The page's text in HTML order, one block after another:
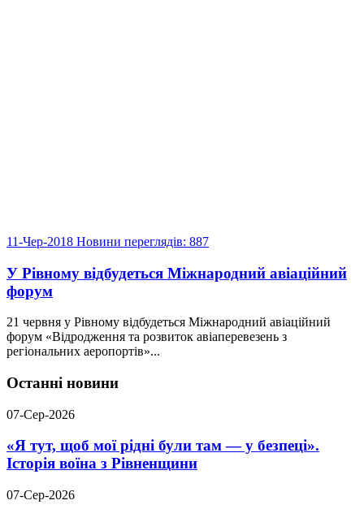
11-Чер-2018 Новини переглядів: 887
У Рівному відбудеться Міжнародний авіаційний
форум
21 червня у Рівному відбудеться Міжнародний авіаційний
форум «Відродження та розвиток авіаперевезень з
регіональних аеропортів»...
Останні новини
07-Сер-2026
«Я тут, щоб мої рідні були там — у безпеці».
Історія воїна з Рівненщини
07-Сер-2026